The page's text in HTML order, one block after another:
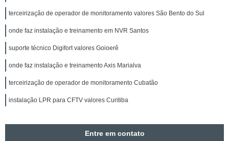
terceirização de operador de monitoramento valores São Bento do Sul
onde faz instalação e treinamento em NVR Santos
suporte técnico Digifort valores Goioerê
onde faz instalação e treinamento Axis Marialva
terceirização de operador de monitoramento Cubatão
instalação LPR para CFTV valores Curitiba
Entre em contato